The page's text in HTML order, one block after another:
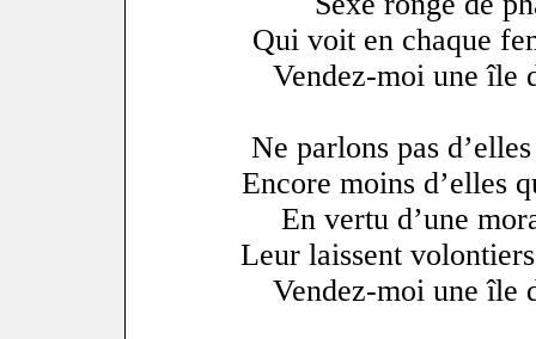
Qui voit en chaque
Vendez-moi une île
Ne parlons pas
Encore moins d’elles
En vertu d’une
Leur laissent
Vendez-moi une île